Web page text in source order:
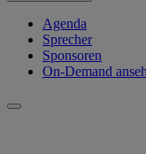
Agenda
Sprecher
Sponsoren
On-Demand